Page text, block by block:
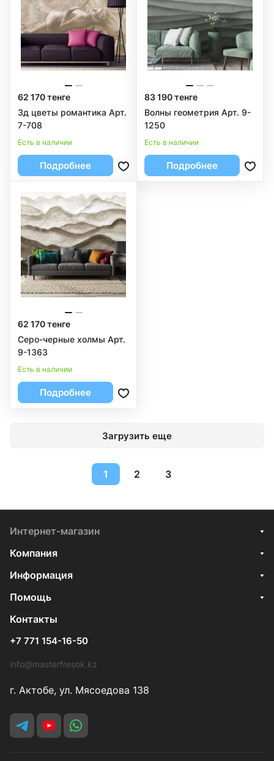
62 170 тенге
3д цветы романтика Арт.
7-708
Есть в наличии
Подробнее
83 190 тенге
Волны геометрия Арт. 9-
1250
Есть в наличии
Подробнее
62 170 тенге
Серо-черные холмы Арт.
9-1363
Есть в наличии
Подробнее
Загрузить еще
1 2 3
Интернет-магазин
Компания
Информация
Помощь
Контакты
+7 771 154-16-50
info@masterfresok.kz
г. Актобе, ул. Мясоедова 138